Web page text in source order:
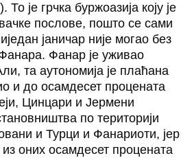
је грчка буржоазија коју је
послове, пошто се сами
јаничар није могао без
Фанар је уживао
та аутономија је плаћана
и до осамдесет процената
Цинцари и Јермени
по територији
и Турци и Фанариоти, јер
оних осамдесет процената